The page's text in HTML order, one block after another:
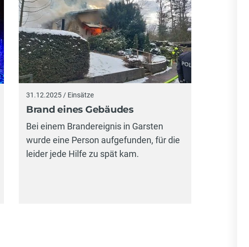
31.12.2025 / Einsätze
Brand eines Gebäudes
Bei einem Brandereignis in Garsten
wurde eine Person aufgefunden, für die
leider jede Hilfe zu spät kam.